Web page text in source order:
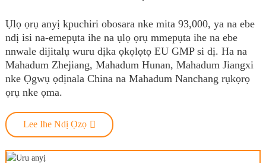
Ụlọ ọrụ anyị kpuchiri obosara nke mita 93,000, ya na ebe
ndị isi na-emepụta ihe na ụlọ ọrụ mmepụta ihe na ebe
nnwale dijitalụ wuru dịka ọkọlọtọ EU GMP si dị. Ha na
Mahadum Zhejiang, Mahadum Hunan, Mahadum Jiangxi
nke Ọgwụ ọdịnala China na Mahadum Nanchang rụkọrọ
ọrụ nke ọma.
Lee Ihe Ndị Ọzọ